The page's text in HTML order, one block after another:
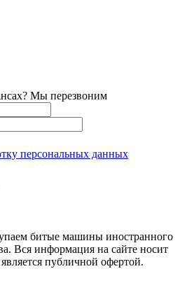
Мы перезвоним
персональных данных
битые машины иностранного
Вся информация на сайте носит
публичной офертой.